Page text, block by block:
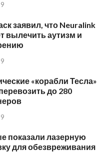
заявил, что Neuralink
вылечить аутизм и
«корабли Тесла»
до 280
показали лазерную
для обезвреживания